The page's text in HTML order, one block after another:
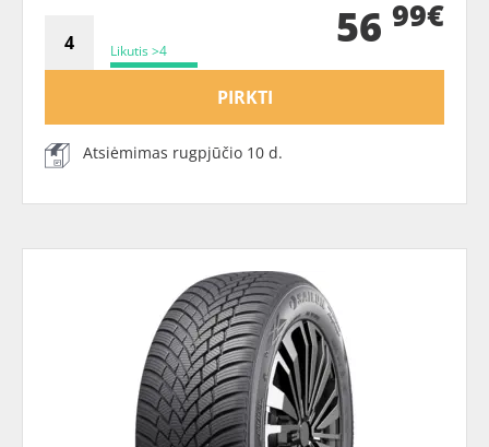
Likutis >4 56 99€
PIRKTI
Atsiėmimas rugpjūčio 10 d.